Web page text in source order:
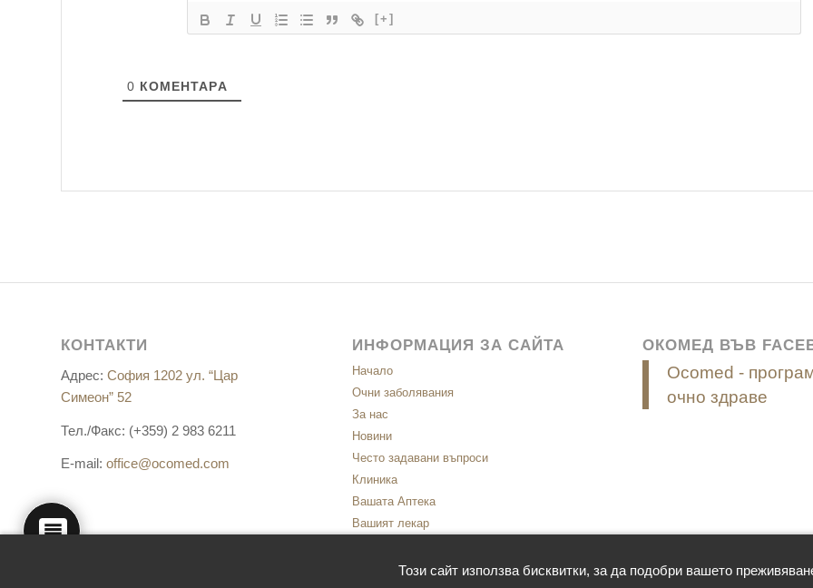
[+]
0 КОМЕНТАРA
КОНТАКТИ
Адрес: София 1202 ул. “Цар
Симеон” 52
Тел./Факс: (+359) 2 983 6211
E-mail: office@ocomed.com
ИНФОРМАЦИЯ ЗА САЙТА
Начало
Очни заболявания
За нас
Новини
Често задавани въпроси
Клиника
Вашата Аптека
Вашият лекар
Политика GDPR
ОКОМЕД ВЪВ
Ocomed -
очно здраве
Този сайт използва бисквитки, за да подобри вашето